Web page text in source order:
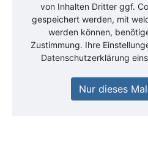
von Inhalten Dritter ggf.
gespeichert werden, mit
werden können,
Zustimmung. Ihre
Datenschutzerklärung
Nur dieses